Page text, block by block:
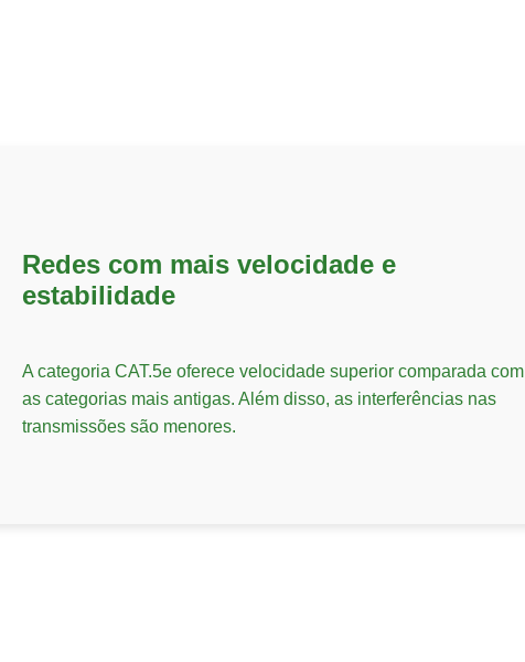
Redes com mais velocidade e
estabilidade
A categoria CAT.5e oferece velocidade superior comparada com
as categorias mais antigas. Além disso, as interferências nas
transmissões são menores.